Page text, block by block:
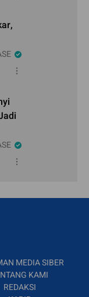
MEDIA SIBER
KAMI
REDAKSI